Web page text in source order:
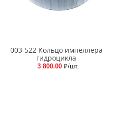
003-522 Кольцо импеллера
гидроцикла
3 800.00 ₽/шт.